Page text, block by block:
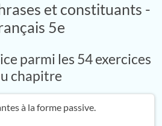
et constituants -
5e
parmi les 54 exercices
chapitre
à la forme passive.